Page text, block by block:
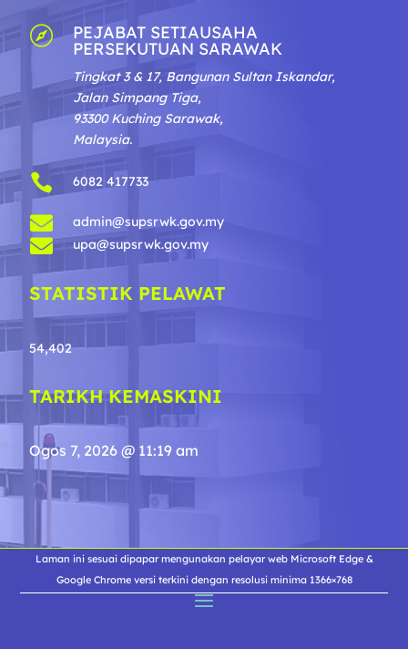
 PEJABAT SETIAUSAHA
PERSEKUTUAN SARAWAK
Tingkat 3 & 17, Bangunan Sultan Iskandar,
Jalan Simpang Tiga,
93300 Kuching Sarawak,
Malaysia.
 6082 417733
 admin@supsrwk.gov.my
 upa@supsrwk.gov.my
STATISTIK PELAWAT
54,402
TARIKH KEMASKINI
Ogos 7, 2026 @ 11:19 am
Laman ini sesuai dipapar mengunakan pelayar web Microsoft Edge &
Google Chrome versi terkini dengan resolusi minima 1366×768